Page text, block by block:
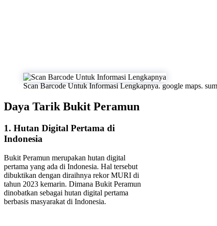
Scan Barcode Untuk Informasi Lengkapnya. google maps.
Daya Tarik Bukit Peramun
1. Hutan Digital Pertama di
Indonesia
Bukit Peramun merupakan hutan digital
pertama yang ada di Indonesia. Hal tersebut
dibuktikan dengan diraihnya rekor MURI di
tahun 2023 kemarin. Dimana Bukit Peramun
dinobatkan sebagai hutan digital pertama
berbasis masyarakat di Indonesia.